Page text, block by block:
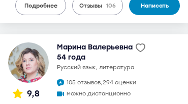
Подробнее Отзывы 106 Написать
9,8
Марина Валерьевна
54 года
русский язык, литература
105 отзывов,294 оценки
можно дистанционно